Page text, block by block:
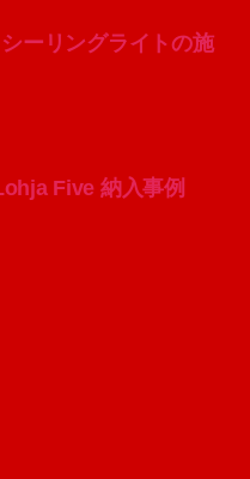
ーリングライトの施
Five 納入事例